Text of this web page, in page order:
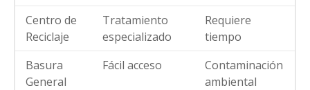
Centro de
Reciclaje
Tratamiento
especializado
Requiere
tiempo
Basura
General
Fácil acceso
Contaminación
ambiental